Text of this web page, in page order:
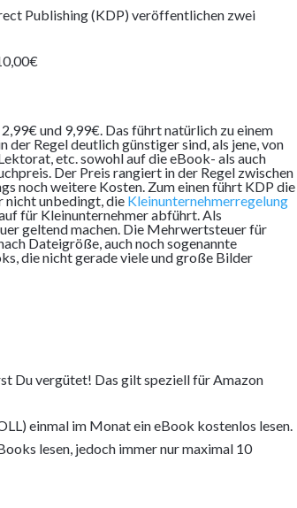
Publishing (KDP) veröffentlichen zwei
und 9,99€. Das führt natürlich zu einem
Regel deutlich günstiger sind, als jene, von
etc. sowohl auf die eBook- als auch
Der Preis rangiert in der Regel zwischen
noch weitere Kosten. Zum einen führt KDP die
nicht unbedingt, die Kleinunternehmerregelung
für Kleinunternehmer abführt. Als
geltend machen. Die Mehrwertsteuer für
Dateigröße, auch noch sogenannte
die nicht gerade viele und große Bilder
Du vergütet! Das gilt speziell für Amazon
einmal im Monat ein eBook kostenlos lesen.
lesen, jedoch immer nur maximal 10